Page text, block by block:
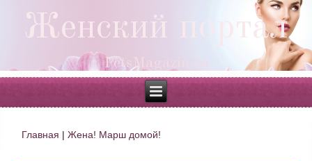
Женский портал
PetsMagazin.ru
Вы здесь
Главная |Жена! Марш домой!